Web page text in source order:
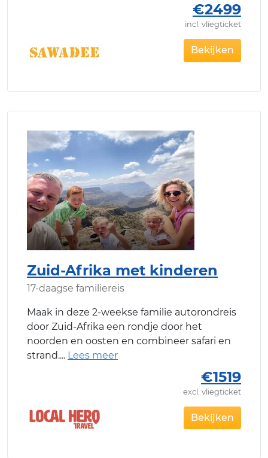
€2499
incl. vliegticket
Bekijken
Zuid-Afrika met kinderen
17-daagse familiereis
Maak in deze 2-weekse familie autorondreis
door Zuid-Afrika een rondje door het
noorden en oosten en combineer safari en
strand.
€1519
excl. vliegticket
Bekijken